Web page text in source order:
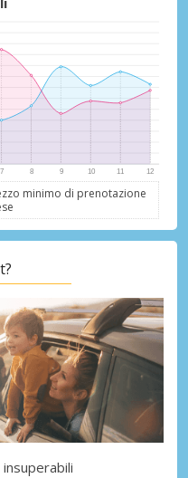
dei nostri
minimo di prenotazione